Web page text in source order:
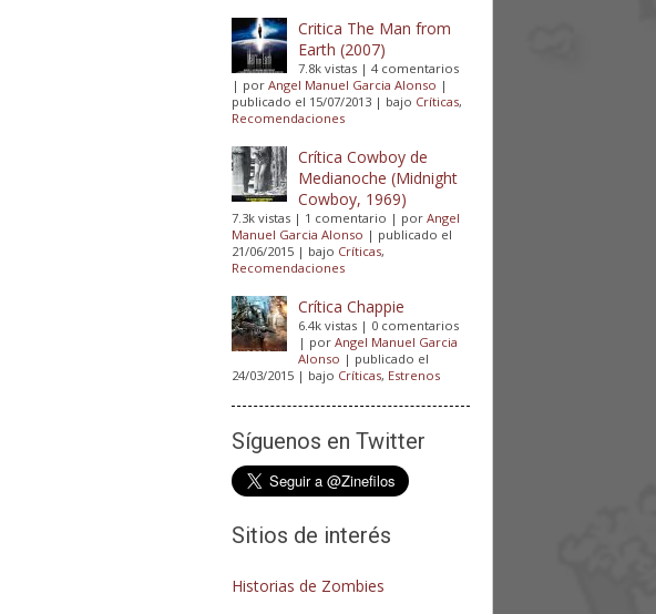
Critica The Man from
Earth (2007)
7.8k vistas |4 comentarios
| porAngel Manuel Garcia Alonso |
publicado el 15/07/2013 | bajo Críticas,
Recomendaciones
Crítica Cowboy de
Medianoche (Midnight
Cowboy, 1969)
7.3k vistas | 1 comentario | porAngel
Manuel Garcia Alonso | publicado el
21/06/2015 | bajo Críticas,
Recomendaciones
Crítica Chappie
6.4k vistas | 0 comentarios
| porAngel Manuel Garcia
Alonso | publicado el
24/03/2015 | bajo Críticas, Estrenos
Síguenos en Twitter
Sitios de interés
Historias de Zombies